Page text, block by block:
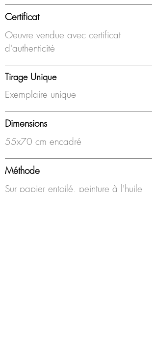
Certificat
Oeuvre vendue avec certificat
d'authenticité
Tirage Unique
Exemplaire unique
Dimensions
55x70 cm encadré
Méthode
Sur papier entoilé, peinture à l'huile